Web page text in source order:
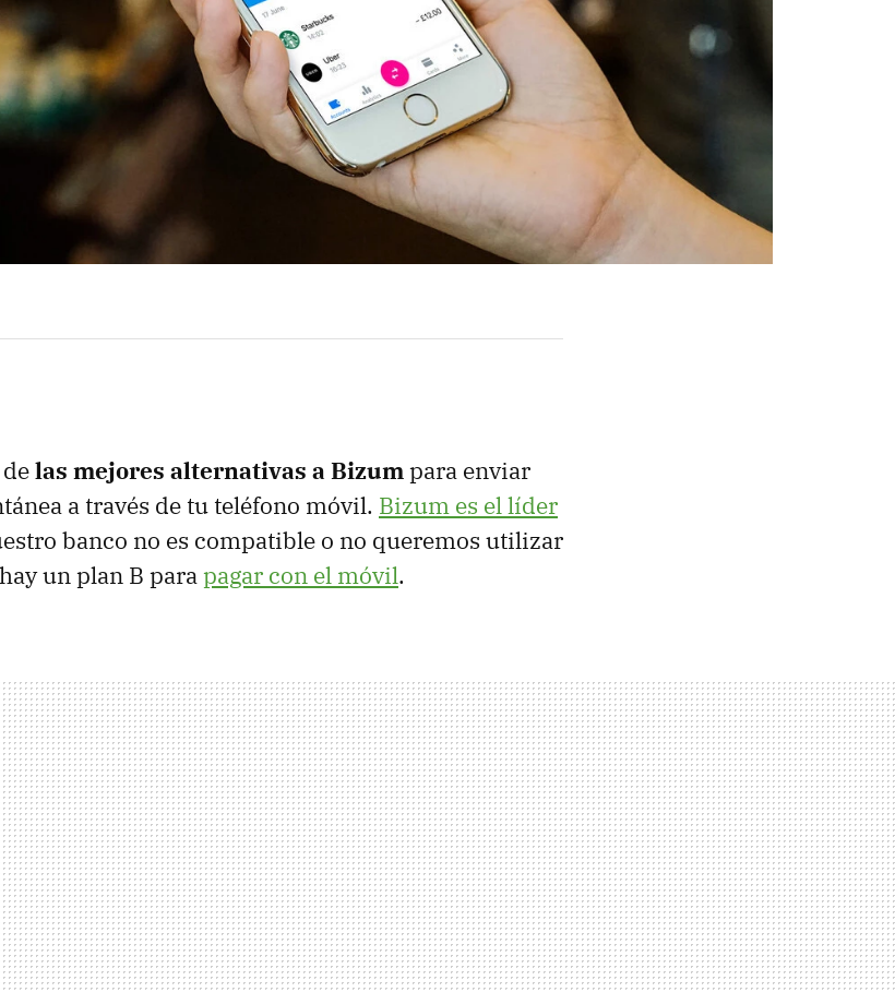
las mejores alternativas a Bizumpara enviar
a través de tu teléfono móvil. Bizum es el líder
banco no es compatible o no queremos utilizar
un plan B parapagar con el móvil.